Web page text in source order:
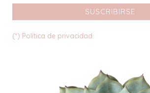
SUSCRIBIRSE
(*) Política de privacidad.